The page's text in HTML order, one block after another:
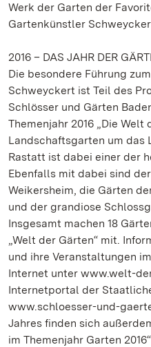
Werk der Garten der
Gartenkünstler
2016 – DAS JAHR DER
Die besondere Führung
Schweyckert ist Teil des
Schlösser und Gärten
Themenjahr 2016 „Die
Landschaftsgarten um das
Rastatt ist dabei einer der
Ebenfalls mit dabei sind
Weikersheim, die Gärten
und der grandiose
Insgesamt machen 18
„Welt der Gärten“ mit.
und ihre Veranstaltungen
Internet unter www.welt-
Internetportal der
www.schloesser-und-
Jahres finden sich
im Themenjahr Garten